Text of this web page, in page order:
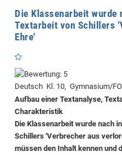
Die Klassenarbeit wurde
Textarbeit von Schillers
Ehre'
Deutsch Kl. 10, Gymnasium/
Aufbau einer Textanalyse,
Charakteristik
Die Klassenarbeit wurde nach
Schillers 'Verbrecher aus
müssen den Inhalt kennen und